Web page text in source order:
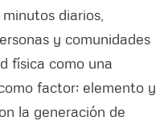
diarios,
y comunidades
física como una
factor; elemento y
la generación de